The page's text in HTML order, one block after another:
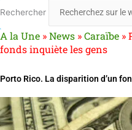
Rechercher
A la Une »News »Caraïbe »
fonds inquiète les gens
Porto Rico. La disparition d’un